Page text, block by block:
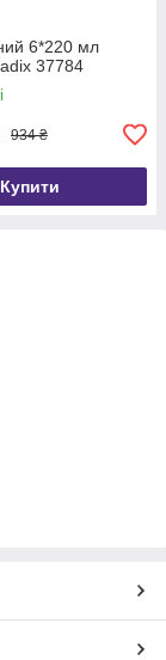
6*220 мл
37784
934 ₴
Купити